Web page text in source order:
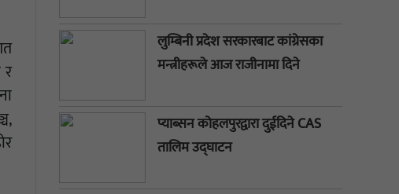
लुम्बिनी प्रदेश सरकारबाट कांग्रेसका
मन्त्रीहरूले आज राजीनामा दिने
प्याब्सन कोहलपुरद्वारा दुईदिने CAS
तालिम उद्घाटन